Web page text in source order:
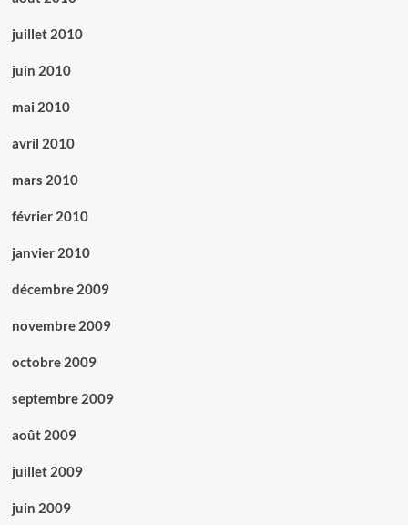
juillet 2010
juin 2010
mai 2010
avril 2010
mars 2010
février 2010
janvier 2010
décembre 2009
novembre 2009
octobre 2009
septembre 2009
août 2009
juillet 2009
juin 2009